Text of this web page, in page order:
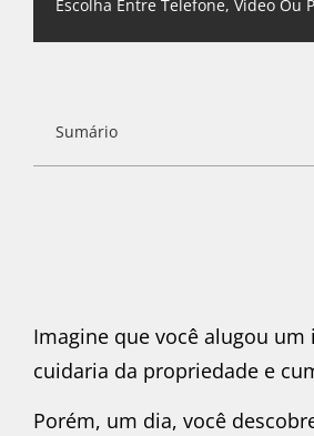
Escolha Entre Telefone, Video Ou
Sumário
Imagine que você alugou
cuidaria da propriedade e
Porém, um dia, você